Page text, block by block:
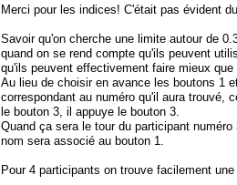
Merci pour les indices! C'était pas évident
Savoir qu'on cherche une limite autour de
quand on se rend compte qu'ils peuvent
qu'ils peuvent effectivement faire mieux que
Au lieu de choisir en avance les boutons 1
correspondant au numéro qu'il aura trouvé,
le bouton 3, il appuye le bouton 3.
Quand ça sera le tour du participant
nom sera associé au bouton 1.
Pour 4 participants on trouve facilement